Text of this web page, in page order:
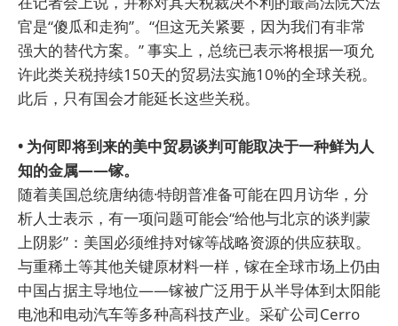
官是“傻瓜和走狗”。“但这无关紧要，因为我们有非常
强大的替代方案。” 事实上，总统已表示将根据一项允
许此类关税持续150天的贸易法实施10%的全球关税。
此后，只有国会才能延长这些关税。
• 为何即将到来的美中贸易谈判可能取决于一种鲜为人
知的金属——镓。
随着美国总统唐纳德·特朗普准备可能在四月访华，分
析人士表示，有一项问题可能会“给他与北京的谈判蒙
上阴影”：美国必须维持对镓等战略资源的供应获取。
与重稀土等其他关键原材料一样，镓在全球市场上仍由
中国占据主导地位——镓被广泛用于从半导体到太阳能
电池和电动汽车等多种高科技产业。采矿公司Cerro